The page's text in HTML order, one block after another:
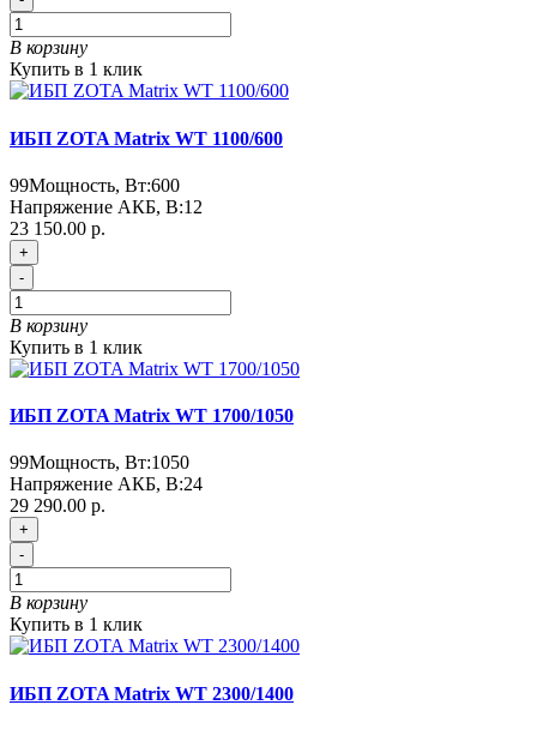
В корзину
Купить в 1 клик
ИБП ZOTA Matrix WT 1100/600
99Мощность, Вт:600
Напряжение АКБ, В:12
23 150.00 р.
+
-
В корзину
Купить в 1 клик
ИБП ZOTA Matrix WT 1700/1050
99Мощность, Вт:1050
Напряжение АКБ, В:24
29 290.00 р.
+
-
В корзину
Купить в 1 клик
ИБП ZOTA Matrix WT 2300/1400